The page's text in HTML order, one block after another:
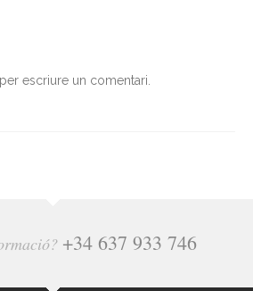
per escriure un comentari.
+34 637 933 746